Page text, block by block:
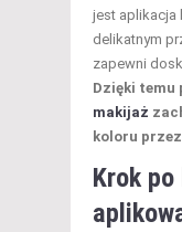
jest aplikacja
delikatnym
zapewni
Dzięki temu
makijaż
koloru
Krok